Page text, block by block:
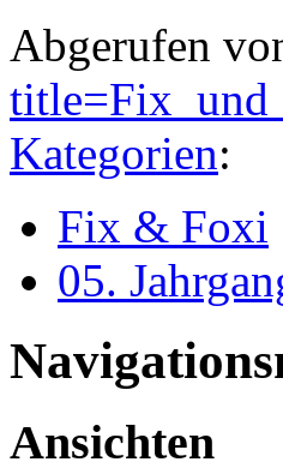
Abgerufen
Kategorien:
Fix & Foxi
05.
Ansichten